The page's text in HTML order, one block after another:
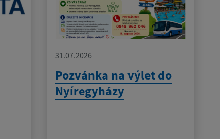
31.07.2026
Pozvánka na výlet do
Nyíregyházy